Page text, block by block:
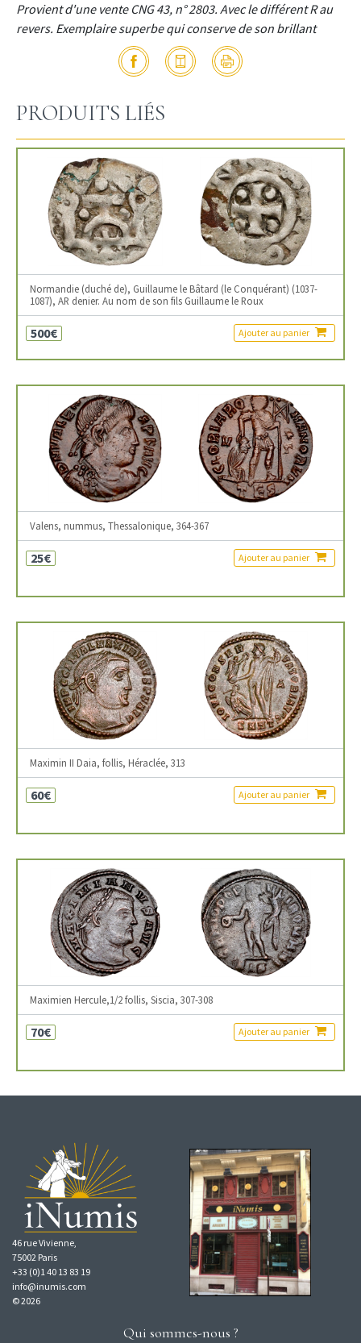
Provient d'une vente CNG 43, n° 2803. Avec le différent R au
revers. Exemplaire superbe qui conserve de son brillant
PRODUITS LIÉS
Normandie (duché de), Guillaume le Bâtard (le Conquérant) (1037-
1087), AR denier. Au nom de son fils Guillaume le Roux
500€ Ajouter au panier
Valens, nummus, Thessalonique, 364-367
25€ Ajouter au panier
Maximin II Daia, follis, Héraclée, 313
60€ Ajouter au panier
Maximien Hercule,1/2 follis, Siscia, 307-308
70€ Ajouter au panier
46 rue Vivienne,
75002 Paris
+33 (0)1 40 13 83 19
info@inumis.com
© 2026
Qui sommes-nous ?